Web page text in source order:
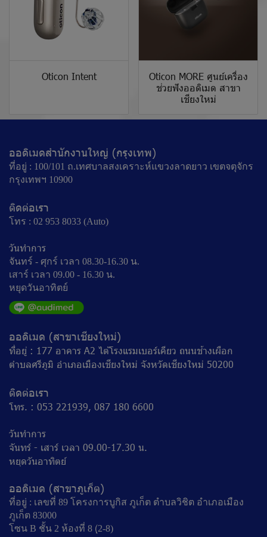
Oticon Intent
Oticon MORE ศูนย์เครื่อง
ช่วยฟังออดิเมด สาขา
เชียงใหม่
ออดิเมดสำนักงานใหญ่ (กรุงเทพ)
ที่อยู่ : 100/101 ถ.เทศบาลสงเคราะห์แขวงลาดยาว เขตจตุจักร
กรุงเทพฯ 10900
ติดต่อเรา
โทร : 02 953 8033 (Auto)
วันทำการ
จันทร์ - ศุกร์ เวลา 08.30-16.30 น.
เสาร์ เวลา 09.00 - 16.30 น.
หยุดวันอาทิตย์
ออดิเมด (สาขาเชียงใหม่)
ที่อยู่ : 177 อาคาร A2 ไต้โรงแรมเบอร์เคียว ถนนช้างเผือก
ตำบลศรีภูมิ อำเภอเมืองเชียงใหม่ จังหวัดเชียงใหม่ 50200
ติดต่อเรา
โทร. : 053 221939, 087 180 6600
วันทำการ
จันทร์ - เสาร์ เวลา 09.00-17.30 น.
หยุดวันอาทิตย์
ออดิเมด (สาขาภูเก็ต)
ที่อยู่ : เลขที่ 89 โครงการบูกิส ภูเก็ต ตำบลวิชิต อำเภอเมือง
ภูเก็ต 83000
โซน B ชั้น 2 ห้องที่ 8 (ฺ2-8)